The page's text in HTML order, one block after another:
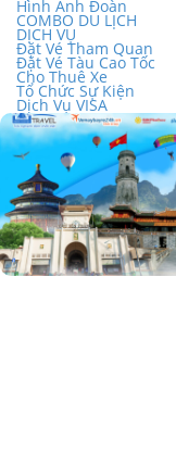
Hình Ảnh Đoàn
COMBO DU LỊCH
DỊCH VỤ
Đặt Vé Tham Quan
Đặt Vé Tàu Cao Tốc
Cho Thuê Xe
Tổ Chức Sự Kiện
Dịch Vụ VISA